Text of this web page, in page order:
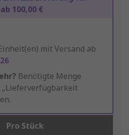
100,00 €
mit Versand ab
Benötigte Menge
Pro Stück